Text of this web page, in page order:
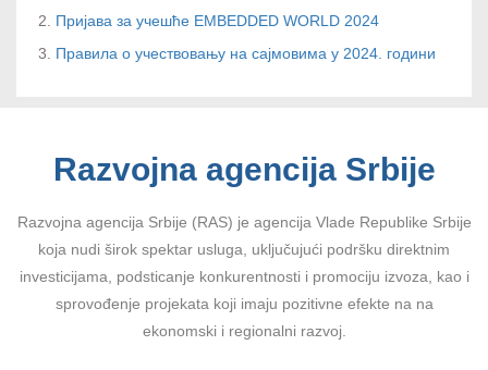
2. Пријава за учешће EMBEDDED WORLD 2024
3. Правила о учествовању на сајмовима у 2024. години
Razvojna agencija Srbije
Razvojna agencija Srbije (RAS) je agencija Vlade Republike Srbije
koja nudi širok spektar usluga, uključujući podršku direktnim
investicijama, podsticanje konkurentnosti i promociju izvoza, kao i
sprovođenje projekata koji imaju pozitivne efekte na na
ekonomski i regionalni razvoj.